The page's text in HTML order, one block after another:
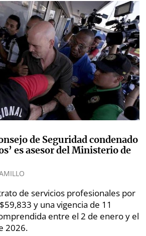
de Seguridad condenado
es asesor del Ministerio de
de servicios profesionales por
y una vigencia de 11
entre el 2 de enero y el
2026.